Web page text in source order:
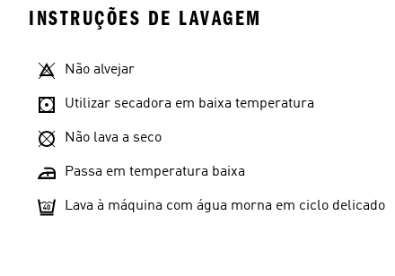
INSTRUÇÕES DE LAVAGEM
Não alvejar
Utilizar secadora em baixa temperatura
Não lava a seco
Passa em temperatura baixa
Lava à máquina com água morna em ciclo delicado